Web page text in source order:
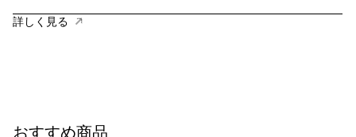
詳しく見る
おすすめ商品